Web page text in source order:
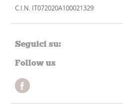
C.I.N. IT072020A100021329
Seguici su:
Follow us